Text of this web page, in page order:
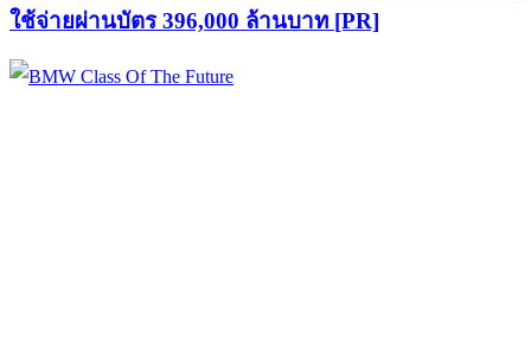
ใช้จ่ายผ่านบัตร 396,000 ล้านบาท [PR]